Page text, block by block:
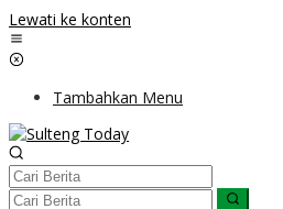
Lewati ke konten
Tambahkan Menu